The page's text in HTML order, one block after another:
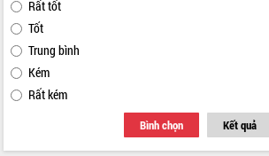
Rất tốt
Tốt
Trung bình
Kém
Rất kém
Bình chọn Kết quả